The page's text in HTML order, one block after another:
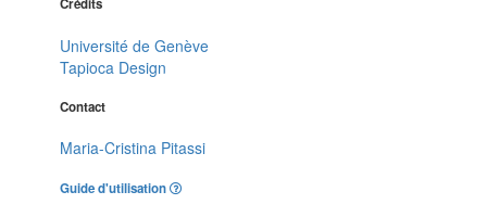
Crédits
Université de Genève
Tapioca Design
Contact
Maria-Cristina Pitassi
Guide d'utilisation